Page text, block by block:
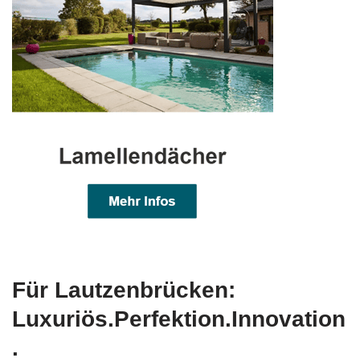
Für Lautzenbrücken:
Luxuriös.Perfektion.Innovation
.